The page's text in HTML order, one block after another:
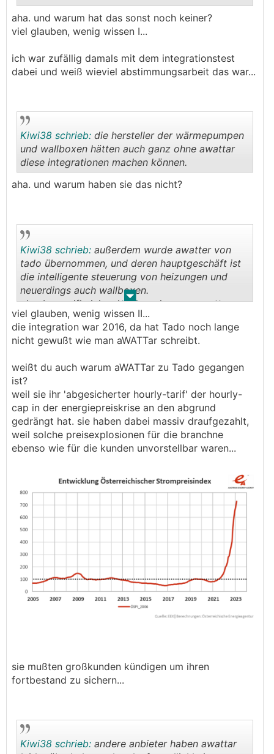
..
aha. und warum hat das sonst noch keiner?
viel glauben, wenig wissen I...
ich war zufällig damals mit dem integrationstest
dabei und weiß wieviel abstimmungsarbeit das war...
..
Kiwi38 schrieb: die hersteller der wärmepumpen
und wallboxen hätten auch ganz ohne awattar
diese integrationen machen können.
aha. und warum haben sie das nicht?
. .
Kiwi38 schrieb: außerdem wurde awatter von
tado übernommen, und deren hauptgeschäft ist
die intelligente steuerung von heizungen und
neuerdings auch wallboxen.
also bezweifle ich sehr, dass das von awattar
selbst gemacht wurde...
viel glauben, wenig wissen II...
die integration war 2016, da hat Tado noch lange
nicht gewußt wie man aWATTar schreibt.
weißt du auch warum aWATTar zu Tado gegangen
ist?
weil sie ihr 'abgesicherter hourly-tarif' der hourly-
cap in der energiepreiskrise an den abgrund
gedrängt hat. sie haben dabei massiv draufgezahlt,
weil solche preisexplosionen für die branchne
ebenso wie für die kunden unvorstellbar waren...
sie mußten großkunden kündigen um ihren
fortbestand zu sichern...
Kiwi38 schrieb: andere anbieter haben awattar